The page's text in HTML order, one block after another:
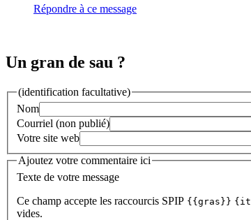
Répondre à ce message
Un gran de sau ?
(identification facultative)
Nom
Courriel (non publié)
Votre site web
Ajoutez votre commentaire ici
Texte de votre message
Ce champ accepte les raccourcis SPIP {{gras}}
vides.